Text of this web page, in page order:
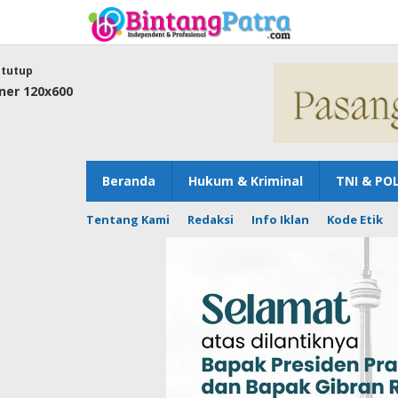
konten
Beranda Hukum & Kriminal TNI &
Tentang Kami Redaksi Info Iklan Kode Etik
tutup